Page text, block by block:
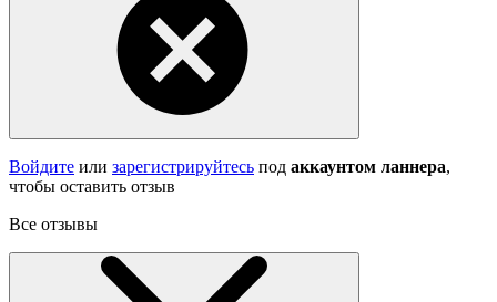
Войдите или зарегистрируйтесь под аккаунтом ланнера,
чтобы оставить отзыв
Все отзывы